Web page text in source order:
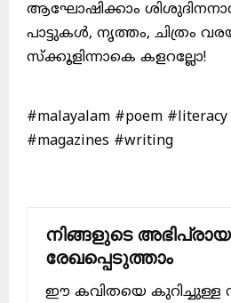
ആഘോഷിക്കാം
പാട്ടുകൾ, നൃത്തം, ചിത്രം
സ്ക്കൂളിന്നാകെ കളറല്ലോ!
#malayalam #poem
#magazines #writing
നിങ്ങളുടെ
രേഖപ്പെടുത്താം
ഈ കവിതയെ കുറിച്ചുള്ള